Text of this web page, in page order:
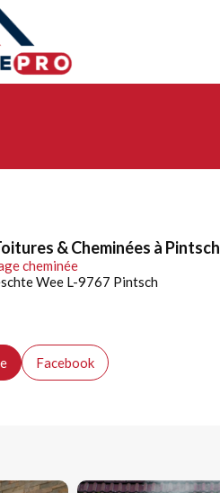
& Cheminées à Pintsch
cheminée
Wee L-9767 Pintsch
Facebook